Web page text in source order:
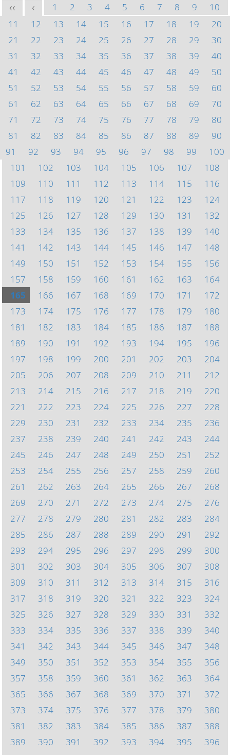
<< < 1 2 3 4 5 6 7 8 9
10
11
12 13 14 15 16 17 18 19
20
21
22 23 24 25 26 27 28 29
30
31
32 33 34 35 36 37 38 39
40
41
42 43 44 45 46 47 48 49
50
51
52 53 54 55 56 57 58 59
60
61
62 63 64 65 66 67 68 69
70
71
72 73 74 75 76 77 78 79
80
81
82 83 84 85 86 87 88 89
90
91
92 93 94 95 96 97 98 99
100
101
102 103 104 105 106 107
108
109
110 111 112 113 114 115
116
117
118 119 120 121 122 123
124
125
126 127 128 129 130 131
132
133
134 135 136 137 138 139
140
141
142 143 144 145 146 147
148
149
150 151 152 153 154 155
156
157
158 159 160 161 162 163
164
165
166 167 168 169 170 171
172
173
174 175 176 177 178 179
180
181
182 183 184 185 186 187
188
189
190 191 192 193 194 195
196
197
198 199 200 201 202 203
204
205
206 207 208 209 210 211
212
213
214 215 216 217 218 219
220
221
222 223 224 225 226 227
228
229
230 231 232 233 234 235
236
237
238 239 240 241 242 243
244
245
246 247 248 249 250 251
252
253
254 255 256 257 258 259
260
261
262 263 264 265 266 267
268
269
270 271 272 273 274 275
276
277
278 279 280 281 282 283
284
285
286 287 288 289 290 291
292
293
294 295 296 297 298 299
300
301
302 303 304 305 306 307
308
309
310 311 312 313 314 315
316
317
318 319 320 321 322 323
324
325
326 327 328 329 330 331
332
333
334 335 336 337 338 339
340
341
342 343 344 345 346 347
348
349
350 351 352 353 354 355
356
357
358 359 360 361 362 363
364
365
366 367 368 369 370 371
372
373
374 375 376 377 378 379
380
381
382 383 384 385 386 387
388
389
390 391 392 393 394 395
396